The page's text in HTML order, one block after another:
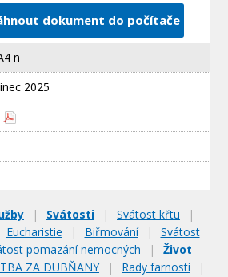
dokument do počítače
n
2025
| Svátosti | Svátost křtu
|
Eucharistie | Biřmování |
Svátost
pomazání nemocných |
Život
ZA DUBŇANY | Rady farnosti |